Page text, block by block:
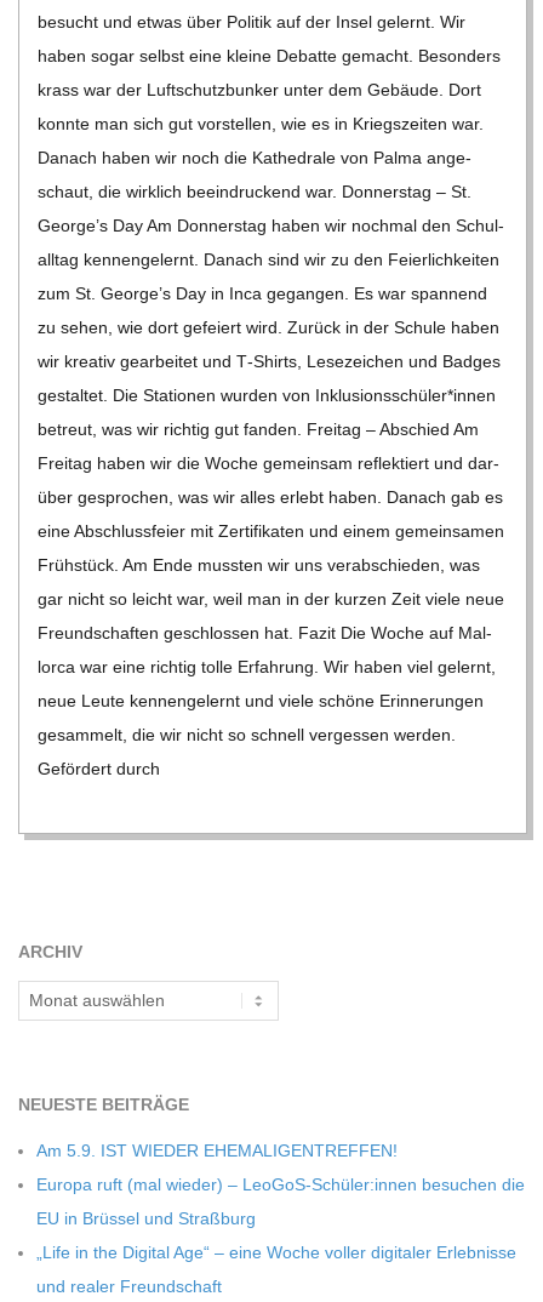
besucht und etwas über Poli­tik auf der Insel gelernt. Wir
haben sogar selbst eine kleine Debatte gemacht. Beson­ders
krass war der Luft­schutz­bun­ker unter dem Gebäude. Dort
konnte man sich gut vor­stel­len, wie es in Kriegs­zei­ten war.
Danach haben wir noch die Kathe­drale von Palma ange­
schaut, die wirk­lich beein­dru­ckend war. Don­ners­tag – St.
George’s Day Am Don­ners­tag haben wir noch­mal den Schul­
all­tag ken­nen­ge­lernt. Danach sind wir zu den Fei­er­lich­kei­ten
zum St. George’s Day in Inca gegan­gen. Es war span­nend
zu sehen, wie dort gefei­ert wird. Zurück in der Schule haben
wir krea­tiv gear­bei­tet und T‑Shirts, Lese­zei­chen und Bad­ges
gestal­tet. Die Sta­tio­nen wur­den von Inklusionsschüler*innen
betreut, was wir rich­tig gut fan­den. Frei­tag – Abschied Am
Frei­tag haben wir die Woche gemein­sam reflek­tiert und dar­
über gespro­chen, was wir alles erlebt haben. Danach gab es
eine Abschluss­feier mit Zer­ti­fi­ka­ten und einem gemein­sa­men
Früh­stück. Am Ende muss­ten wir uns ver­ab­schie­den, was
gar nicht so leicht war, weil man in der kur­zen Zeit viele neue
Freund­schaf­ten geschlos­sen hat. Fazit Die Woche auf Mal­
lorca war eine rich­tig tolle Erfah­rung. Wir haben viel gelernt,
neue Leute ken­nen­ge­lernt und viele schöne Erin­ne­run­gen
gesam­melt, die wir nicht so schnell ver­ges­sen wer­den.
Geför­dert durch
ARCHIV
Archiv
NEU­ESTE BEITRÄGE
Am 5.9. IST WIEDER EHEMALIGENTREFFEN!
Europa ruft (mal wie­der) – LeoGoS-Schüler:innen besu­chen die
EU in Brüs­sel und Straßburg
„Life in the Digi­tal Age“ – eine Woche vol­ler digi­ta­ler Erleb­nisse
und rea­ler Freundschaft